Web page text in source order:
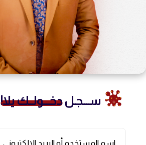
ســـجـلدخـــولــك يلا!